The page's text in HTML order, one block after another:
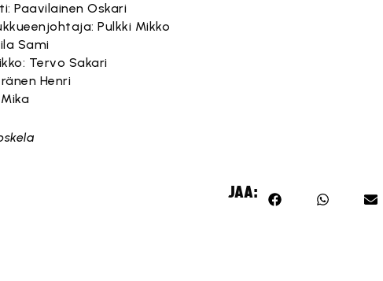
Paavilainen Oskari
Pulkki Mikko
Sami
Tervo Sakari
Henri
JAA: